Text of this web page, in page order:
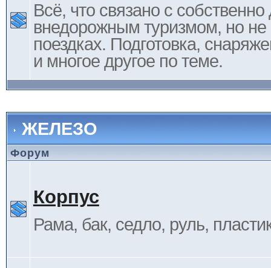
Всё, что связано с
внедорожным туризмом, но не
поездках. Подготовка,
и многое другое по теме.
ЖЕЛЕЗО
Форум
Корпус
Рама, бак, седло, руль,